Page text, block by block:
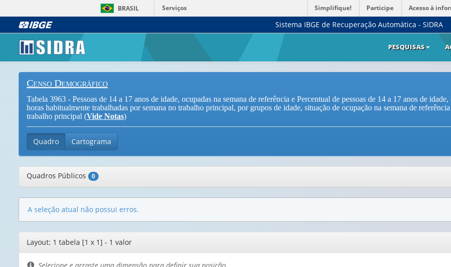
BRASIL Serviços Simplifique! Participe Acesso à
Sistema IBGE de Recuperação Automática - SIDRA
PESQUISAS
Censo Demográfico
Tabela 3963 - Pessoas de 14 a 17 anos de idade, ocupadas na semana de referência e Percentual de pessoas de 14 a 17 anos de
horas habitualmente trabalhadas por semana no trabalho principal, por grupos de idade, situação de ocupação na semana de
trabalho principal (Vide Notas)
Quadro Cartograma
Quadros Públicos 0
A seleção atual não possui erros.
Editor
de
layout
Layout: 1 tabela [1 x 1] - 1 valor